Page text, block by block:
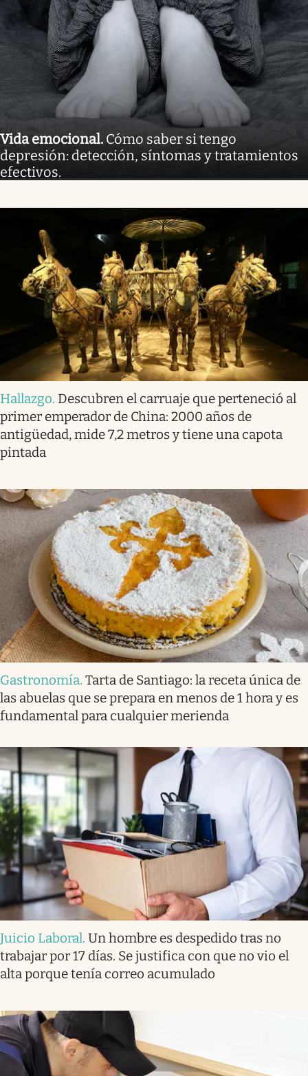
Vida emocional. Cómo saber si tengo
depresión: detección, síntomas y tratamientos
efectivos.
Hallazgo. Descubren el carruaje que perteneció al
primer emperador de China: 2000 años de
antigüedad, mide 7,2 metros y tiene una capota
pintada
Gastronomía. Tarta de Santiago: la receta única de
las abuelas que se prepara en menos de 1 hora y es
fundamental para cualquier merienda
Juicio Laboral. Un hombre es despedido tras no
trabajar por 17 días. Se justifica con que no vio el
alta porque tenía correo acumulado